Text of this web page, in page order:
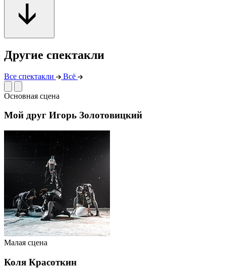
Другие спектакли
Все спектакли Всё
Основная сцена
Мой друг Игорь Золотовицкий
Малая сцена
Коля Красоткин